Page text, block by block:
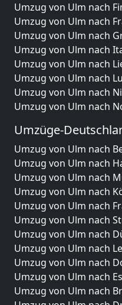
Umzug von Ulm nach
Umzug von Ulm nach
Umzug von Ulm nach
Umzug von Ulm nach
Umzug von Ulm nach
Umzug von Ulm nach
Umzug von Ulm nach
Umzug von Ulm nach
Umzüge-
Umzug von Ulm nach
Umzug von Ulm nach
Umzug von Ulm nach
Umzug von Ulm nach
Umzug von Ulm nach
Umzug von Ulm nach
Umzug von Ulm nach
Umzug von Ulm nach
Umzug von Ulm nach
Umzug von Ulm nach
Umzug von Ulm nach